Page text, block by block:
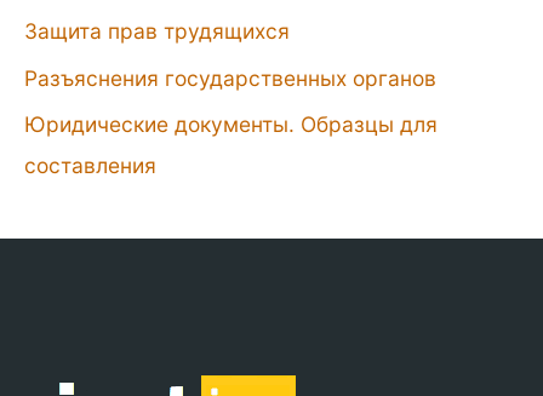
Защита прав трудящихся
Разъяснения государственных органов
Юридические документы. Образцы для
составления